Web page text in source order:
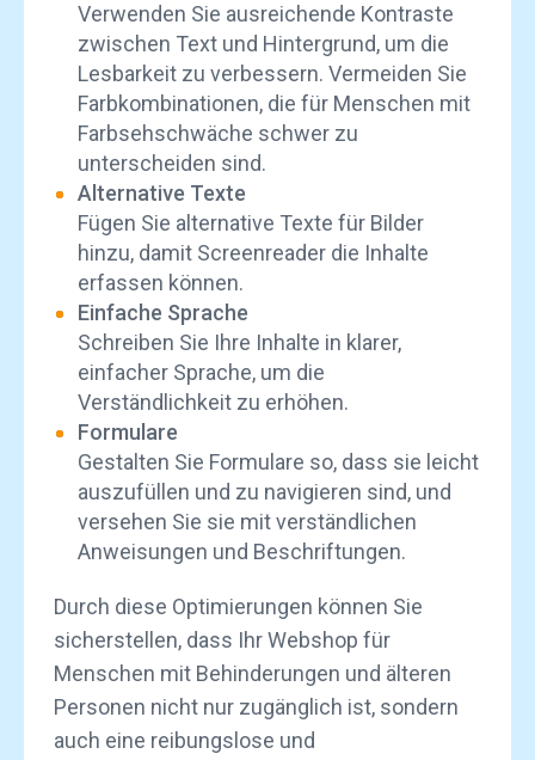
Verwenden Sie ausreichende Kontraste
zwischen Text und Hintergrund, um die
Lesbarkeit zu verbessern. Vermeiden Sie
Farbkombinationen, die für Menschen mit
Farbsehschwäche schwer zu
unterscheiden sind.
Alternative Texte
Fügen Sie alternative Texte für Bilder
hinzu, damit Screenreader die Inhalte
erfassen können.
Einfache Sprache
Schreiben Sie Ihre Inhalte in klarer,
einfacher Sprache, um die
Verständlichkeit zu erhöhen.
Formulare
Gestalten Sie Formulare so, dass sie leicht
auszufüllen und zu navigieren sind, und
versehen Sie sie mit verständlichen
Anweisungen und Beschriftungen.
Durch diese Optimierungen können Sie
sicherstellen, dass Ihr Webshop für
Menschen mit Behinderungen und älteren
Personen nicht nur zugänglich ist, sondern
auch eine reibungslose und